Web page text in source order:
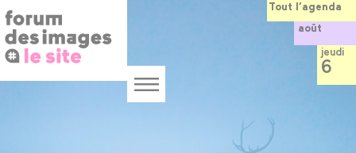
au
contenu
principal
Menu
Tout l’agenda
août
jeudi
6